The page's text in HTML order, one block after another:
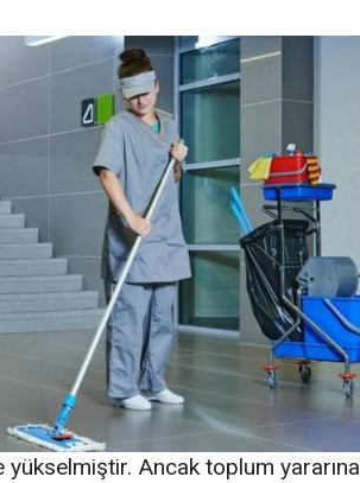
Ancak toplum yararına